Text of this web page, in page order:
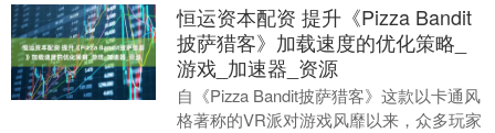
恒运资本配资 提升《Pizza Bandit
披萨猎客》加载速度的优化策略_
游戏_加速器_资源
自《Pizza Bandit披萨猎客》这款以卡通风
格著称的VR派对游戏风靡以来，众多玩家